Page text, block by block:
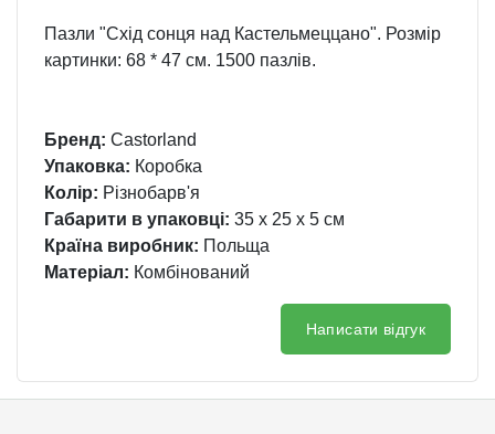
Пазли "Схід сонця над Кастельмеццано". Розмір
картинки: 68 * 47 см. 1500 пазлів.
Бренд: Castorland
Упаковка: Коробка
Колір: Різнобарв'я
Габарити в упаковці: 35 x 25 x 5 см
Країна виробник: Польща
Матеріал: Комбінований
Написати відгук